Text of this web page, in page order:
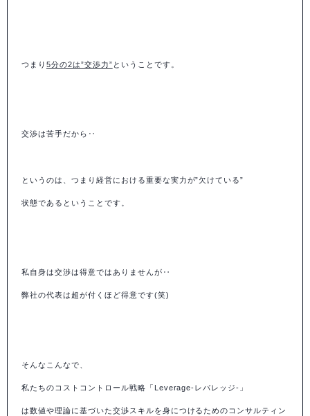
つまり 5分の2は”交渉力” ということです。
交渉は苦手だから‥
というのは、つまり経営における重要な実力が”欠けている”
状態であるということです。
私自身は交渉は得意ではありませんが‥
弊社の代表は超が付くほど得意です(笑)
そんなこんなで、
私たちのコストコントロール戦略「Leverage-レバレッジ-」
は数値や理論に基づいた交渉スキルを身につけるためのコンサルティン